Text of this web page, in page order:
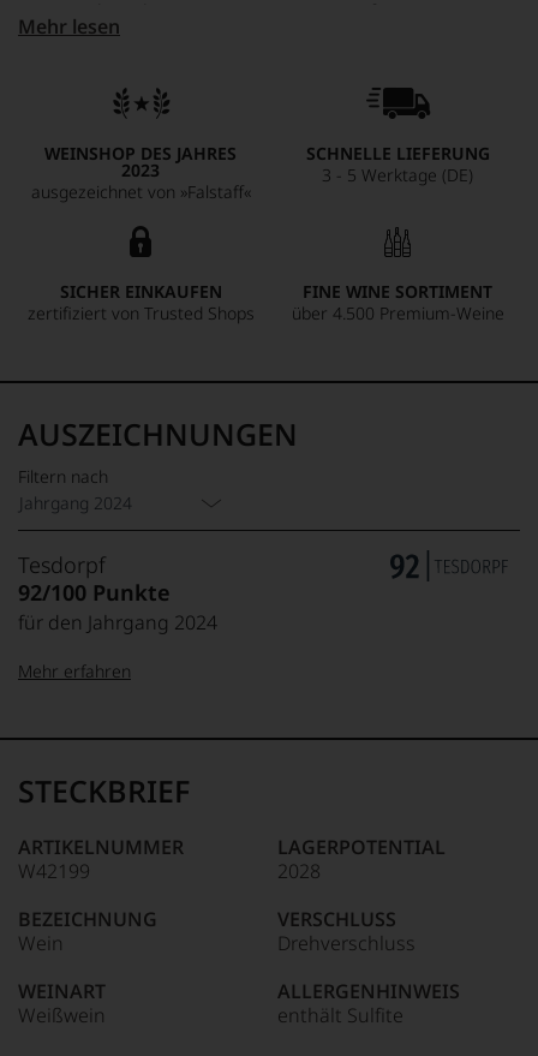
Fruchtsäure. Der Rotgipfler Rasslerin ist ein Wein, der zum
Mehr lesen
WEINSHOP DES JAHRES
2023
ausgezeichnet von »Falstaff«
SCHNELLE LIEFERUNG
3 - 5 Werktage (DE)
SICHER EINKAUFEN
zertifiziert von Trusted Shops
FINE WINE SORTIMENT
über 4.500 Premium-Weine
AUSZEICHNUNGEN
Filtern nach
Jahrgang 2024
Tesdorpf
92/100 Punkte
für den Jahrgang 2024
95–98 Punkte:
90–94 Punkte:
Name
Tesdorpf
für
»Fine
für
die
edlen
Weine
der
Welt,
Mehr erfahren
STECKBRIEF
ARTIKELNUMMER
W42199
BEZEICHNUNG
Wein
WEINART
Weißwein
LAGERPOTENTIAL
2028
VERSCHLUSS
Drehverschluss
ALLERGENHINWEIS
enthält Sulfite